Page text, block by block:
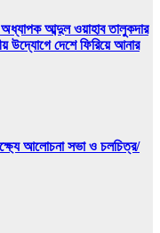
অধ্যাপক আব্দুল ওয়াহাব তালুকদার
উদ্যোগে দেশে ফিরিয়ে আনার
আলোচনা সভা ও চলচিত্র/